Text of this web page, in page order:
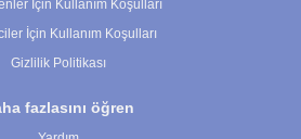
İçin Kullanım Koşulları
İçin Kullanım Koşulları
Gizlilik Politikası
fazlasını öğren